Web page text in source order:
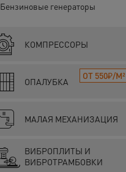
Бензиновые генераторы
КОМПРЕССОРЫ
ОПАЛУБКА
ОТ 550₽/М²
МАЛАЯ МЕХАНИЗАЦИЯ
ВИБРОПЛИТЫ И
ВИБРОТРАМБОВКИ